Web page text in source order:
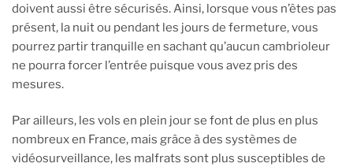
doivent aussi être sécurisés. Ainsi, lorsque vous n’êtes pas
présent, la nuit ou pendant les jours de fermeture, vous
pourrez partir tranquille en sachant qu’aucun cambrioleur
ne pourra forcer l’entrée puisque vous avez pris des
mesures.
Par ailleurs, les vols en plein jour se font de plus en plus
nombreux en France, mais grâce à des systèmes de
vidéosurveillance, les malfrats sont plus susceptibles de